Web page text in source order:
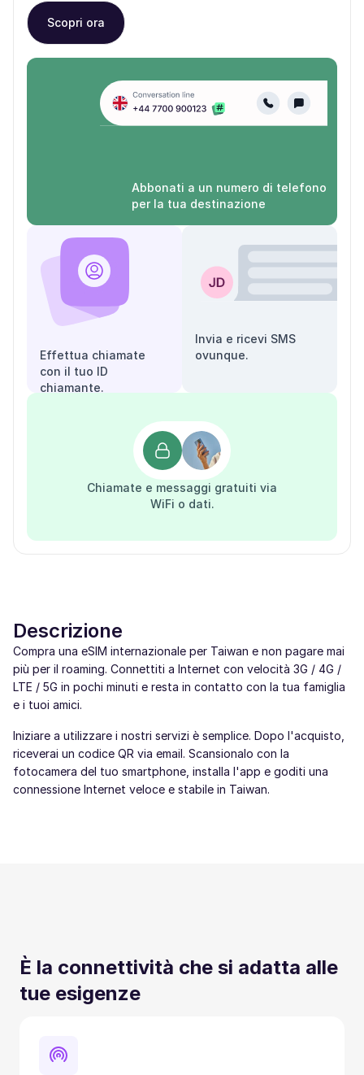
Scopri ora
Abbonati a un numero di telefono
per la tua destinazione
Effettua chiamate
con il tuo ID
chiamante.
Invia e ricevi SMS
ovunque.
Chiamate e messaggi gratuiti via
WiFi o dati.
Descrizione
Compra una eSIM internazionale per Taiwan e non pagare mai
più per il roaming. Connettiti a Internet con velocità 3G / 4G /
LTE / 5G in pochi minuti e resta in contatto con la tua famiglia
e i tuoi amici.
Iniziare a utilizzare i nostri servizi è semplice. Dopo l'acquisto,
riceverai un codice QR via email. Scansionalo con la
fotocamera del tuo smartphone, installa l'app e goditi una
connessione Internet veloce e stabile in Taiwan.
È la connettività che si adatta alle
tue esigenze